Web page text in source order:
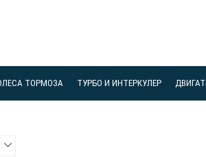
ТОРМОЗА ТУРБО И ИНТЕРКУЛЕР